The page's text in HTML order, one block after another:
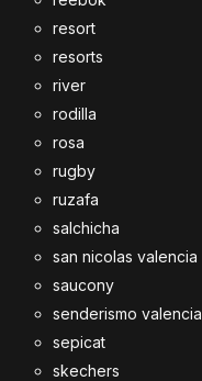
resort
resorts
river
rodilla
rosa
rugby
ruzafa
salchicha
san nicolas valencia
saucony
senderismo valencia
sepicat
skechers